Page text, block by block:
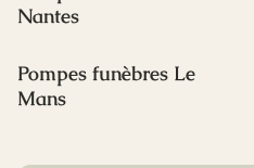
Nantes
Pompes funèbres Le
Mans